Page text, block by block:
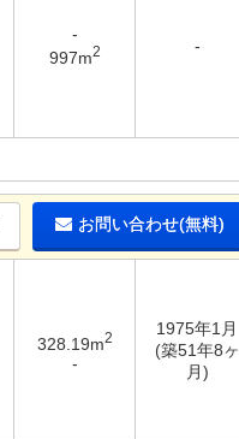
-
997m2 -
お問い合わせ(無料)
328.19m2
-
1975年1月
(築51年8ヶ
月)